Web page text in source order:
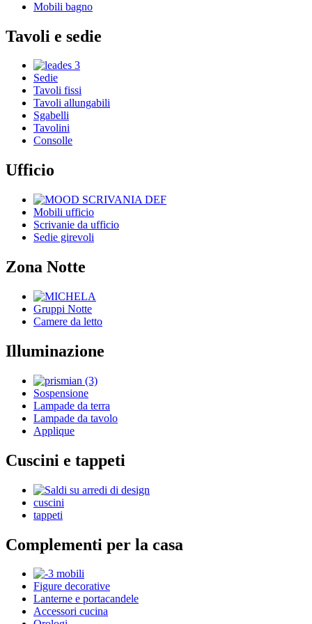
Mobili bagno
Tavoli e sedie
Sedie
Tavoli fissi
Tavoli allungabili
Sgabelli
Tavolini
Consolle
Ufficio
Mobili ufficio
Scrivanie da ufficio
Sedie girevoli
Zona Notte
Gruppi Notte
Camere da letto
Illuminazione
Sospensione
Lampade da terra
Lampade da tavolo
Applique
Cuscini e tappeti
cuscini
tappeti
Complementi per la casa
Figure decorative
Lanterne e portacandele
Accessori cucina